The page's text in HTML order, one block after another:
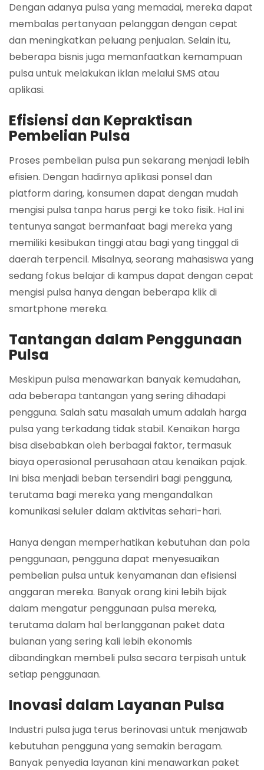
Dengan adanya pulsa yang memadai, mereka dapat
membalas pertanyaan pelanggan dengan cepat
dan meningkatkan peluang penjualan. Selain itu,
beberapa bisnis juga memanfaatkan kemampuan
pulsa untuk melakukan iklan melalui SMS atau
aplikasi.
Efisiensi dan Kepraktisan
Pembelian Pulsa
Proses pembelian pulsa pun sekarang menjadi lebih
efisien. Dengan hadirnya aplikasi ponsel dan
platform daring, konsumen dapat dengan mudah
mengisi pulsa tanpa harus pergi ke toko fisik. Hal ini
tentunya sangat bermanfaat bagi mereka yang
memiliki kesibukan tinggi atau bagi yang tinggal di
daerah terpencil. Misalnya, seorang mahasiswa yang
sedang fokus belajar di kampus dapat dengan cepat
mengisi pulsa hanya dengan beberapa klik di
smartphone mereka.
Tantangan dalam Penggunaan
Pulsa
Meskipun pulsa menawarkan banyak kemudahan,
ada beberapa tantangan yang sering dihadapi
pengguna. Salah satu masalah umum adalah harga
pulsa yang terkadang tidak stabil. Kenaikan harga
bisa disebabkan oleh berbagai faktor, termasuk
biaya operasional perusahaan atau kenaikan pajak.
Ini bisa menjadi beban tersendiri bagi pengguna,
terutama bagi mereka yang mengandalkan
komunikasi seluler dalam aktivitas sehari-hari.
Hanya dengan memperhatikan kebutuhan dan pola
penggunaan, pengguna dapat menyesuaikan
pembelian pulsa untuk kenyamanan dan efisiensi
anggaran mereka. Banyak orang kini lebih bijak
dalam mengatur penggunaan pulsa mereka,
terutama dalam hal berlangganan paket data
bulanan yang sering kali lebih ekonomis
dibandingkan membeli pulsa secara terpisah untuk
setiap penggunaan.
Inovasi dalam Layanan Pulsa
Industri pulsa juga terus berinovasi untuk menjawab
kebutuhan pengguna yang semakin beragam.
Banyak penyedia layanan kini menawarkan paket